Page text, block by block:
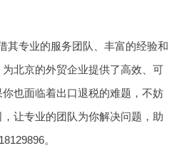
其专业的服务团队、丰富的经验和
北京的外贸企业提供了高效、可
也面临着出口退税的难题，不妨
让专业的团队为你解决问题，助
。